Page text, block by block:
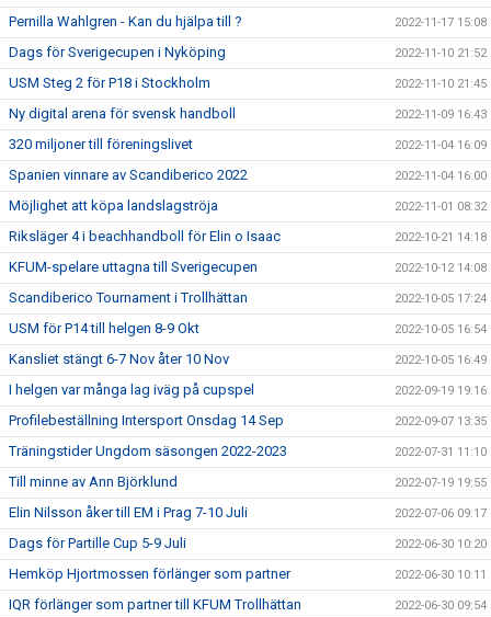
Pernilla Wahlgren - Kan du hjälpa till ? 2022-11-17 15:08
Dags för Sverigecupen i Nyköping 2022-11-10 21:52
USM Steg 2 för P18 i Stockholm 2022-11-10 21:45
Ny digital arena för svensk handboll 2022-11-09 16:43
320 miljoner till föreningslivet 2022-11-04 16:09
Spanien vinnare av Scandiberico 2022 2022-11-04 16:00
Möjlighet att köpa landslagströja 2022-11-01 08:32
Riksläger 4 i beachhandboll för Elin o Isaac 2022-10-21 14:18
KFUM-spelare uttagna till Sverigecupen 2022-10-12 14:08
Scandiberico Tournament i Trollhättan 2022-10-05 17:24
USM för P14 till helgen 8-9 Okt 2022-10-05 16:54
Kansliet stängt 6-7 Nov åter 10 Nov 2022-10-05 16:49
I helgen var många lag iväg på cupspel 2022-09-19 19:16
Profilebeställning Intersport Onsdag 14 Sep 2022-09-07 13:35
Träningstider Ungdom säsongen 2022-2023 2022-07-31 11:10
Till minne av Ann Björklund 2022-07-19 19:55
Elin Nilsson åker till EM i Prag 7-10 Juli 2022-07-06 09:17
Dags för Partille Cup 5-9 Juli 2022-06-30 10:20
Hemköp Hjortmossen förlänger som partner 2022-06-30 10:11
IQR förlänger som partner till KFUM Trollhättan 2022-06-30 09:54